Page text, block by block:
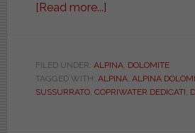
[Read more...]
GRIGIO
SUSSURRATO.
DEDICATO.
FILED UNDER: ALPINA, DOLOMITE
TAGGED WITH: ALPINA, ALPINA
SUSSURRATO, COPRIWATER DEDICATI,